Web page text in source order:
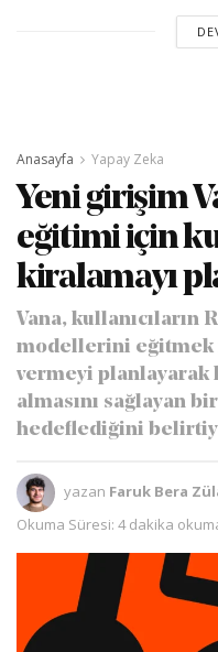
Anasayfa Yapay Zeka
Yeni girişim
eğitimi için
kiralamayı
Vana,
modellerini eğitmek
vermeyi planlayarak
almasını sağlayan
hedeflediğini
yazan Faruk Bera
Okuma Süresi: 4 dakika